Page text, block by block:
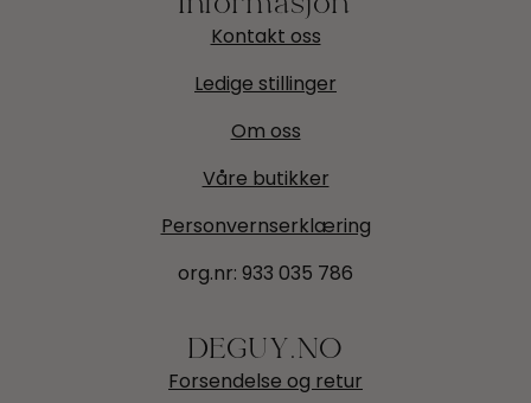
Kontakt oss
Ledige stillinger
Om oss
Våre butikker
Personvernserklæring
org.nr: 933 035 786
Forsendelse og retur